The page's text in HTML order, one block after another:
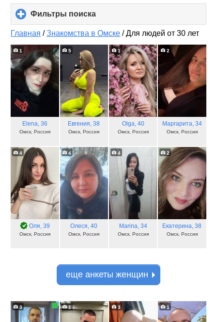
Фильтры поиска
to
expand
contents
Главная /Знакомства в Омске /Для людей от 30 лет
1
Elena, 36
Омск, Россия
5
Евгения, 38
Омск, Россия
1
Olga, 40
Омск, Россия
2
Маргарита, 34
Омск, Россия
4
Оля, 39
Омск, Россия
4
Олеся, 40
Омск, Россия
4
Marina, 34
Омск, Россия
2
Екатерина, 38
Омск, Россия
еще анкеты женщин
3 1 3 1